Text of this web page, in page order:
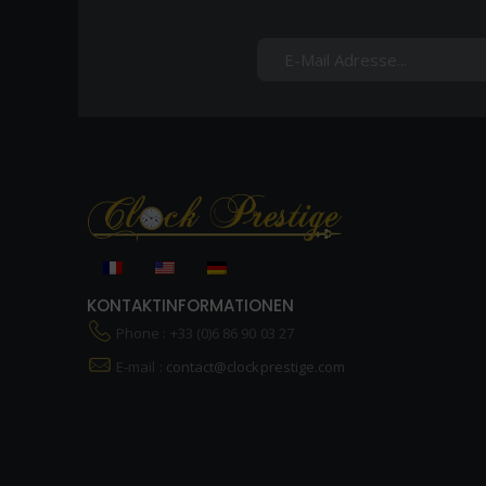
KONTAKTINFORMATIONEN
Phone : +33 (0)6 86 90 03 27
E-mail : contact@clockprestige.com